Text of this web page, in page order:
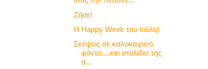
Ζήσε!
Η Happy Week του Ιούλη!
Σκέψεις σε καλοκαιρινό
φόντο....και στολίδια της
α...